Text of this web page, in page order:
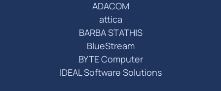
ADACOM
attica
BARBA STATHIS
BlueStream
BYTE Computer
IDEAL Software Solutions